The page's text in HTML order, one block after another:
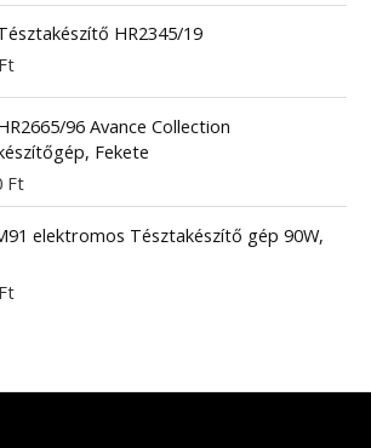
HR2345/19
Ft
96 Avance Collection
Fekete
Ft
elektromos Tésztakészítő gép 90W,
Ft